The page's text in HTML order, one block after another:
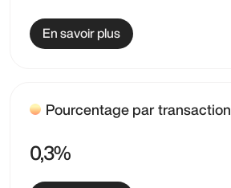
En savoir plus
Pourcentage par transaction
0,3%